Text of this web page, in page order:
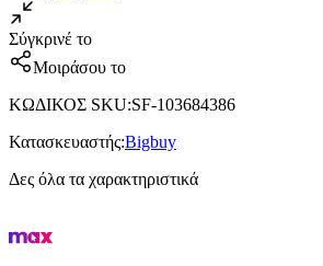
Σύγκρινέ το
Μοιράσου το
ΚΩΔΙΚΟΣ SKU:SF-103684386
Κατασκευαστής:Bigbuy
Δες όλα τα χαρακτηριστικά